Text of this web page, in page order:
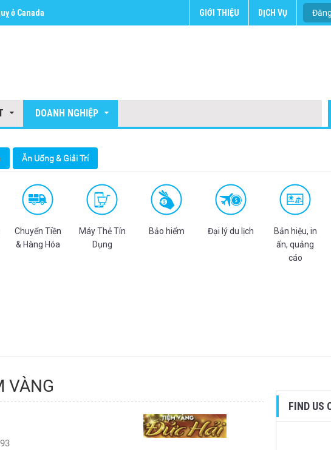
ở Canada GIỚI THIỆU DỊCH VỤ
DOANH NGHIỆP
Ăn Uống & Giải Trí
Chuyển Tiền
& Hàng Hóa
Máy Thẻ Tín
Dụng
Bảo hiểm Đại lý du lịch
Bản hiệu, in
ấn, quảng
cáo
VÀNG
FIND US